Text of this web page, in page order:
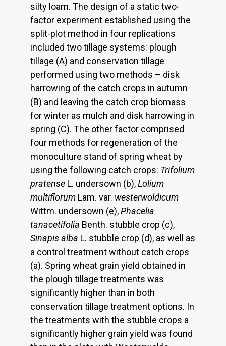
silty loam. The design of a static two-
factor experiment established using the
split-plot method in four replications
included two tillage systems: plough
tillage (A) and conservation tillage
performed using two methods – disk
harrowing of the catch crops in autumn
(B) and leaving the catch crop biomass
for winter as mulch and disk harrowing in
spring (C). The other factor comprised
four methods for regeneration of the
monoculture stand of spring wheat by
using the following catch crops: Trifolium
pratense L. undersown (b),Lolium
multiflorum Lam. var. westerwoldicum
Wittm. undersown (e),Phacelia
tanacetifolia Benth. stubble crop (c),
Sinapis alba L. stubble crop (d), as well as
a control treatment without catch crops
(a). Spring wheat grain yield obtained in
the plough tillage treatments was
significantly higher than in both
conservation tillage treatment options. In
the treatments with the stubble crops a
significantly higher grain yield was found